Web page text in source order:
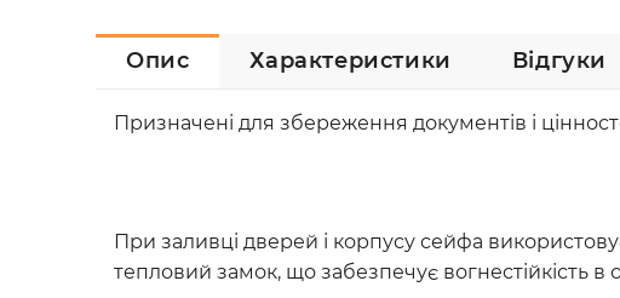
Опис Характеристики Відгуки
Призначені для збереження документів і
При заливці дверей і корпусу сейфа
тепловий замок, що забезпечує